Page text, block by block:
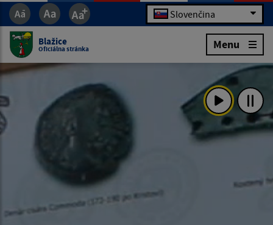
Slovenčina
Blažice
Oficiálna stránka Menu